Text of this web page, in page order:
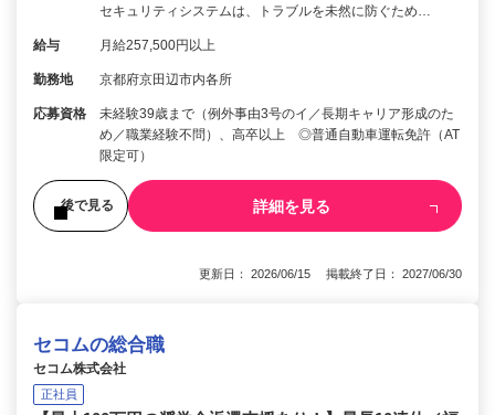
セキュリティシステムは、トラブルを未然に防ぐため…
給与 月給257,500円以上
勤務地 京都府京田辺市内各所
応募資格
未経験39歳まで（例外事由3号のイ／長期キャリア形成のた
め／職業経験不問）、高卒以上 ◎普通自動車運転免許（AT
限定可）
後で見る 詳細を見る
更新日： 2026/06/15 掲載終了日： 2027/06/30
セコムの総合職
セコム株式会社
正社員